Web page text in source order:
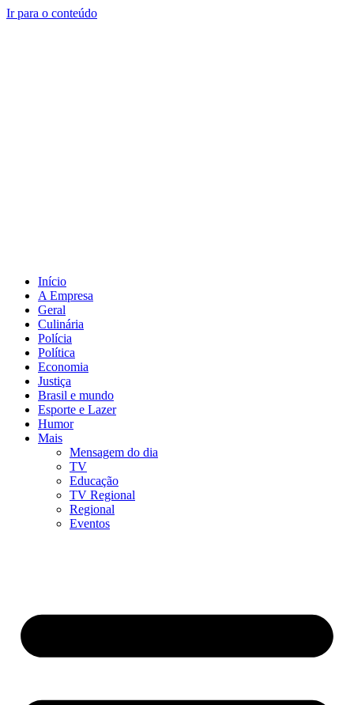
Ir para o conteúdo
Início
A Empresa
Geral
Culinária
Polícia
Política
Economia
Justiça
Brasil e mundo
Esporte e Lazer
Humor
Mais
Mensagem do dia
TV
Educação
TV Regional
Regional
Eventos